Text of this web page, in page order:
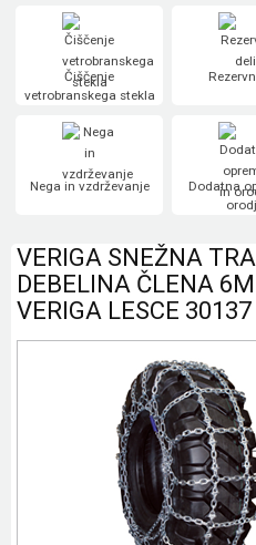
Čiščenje
vetrobranskega stekla
Nega in vzdrževanje
Dodatna
VERIGA SNEŽNA
DEBELINA ČLENA
VERIGA LESCE 30137